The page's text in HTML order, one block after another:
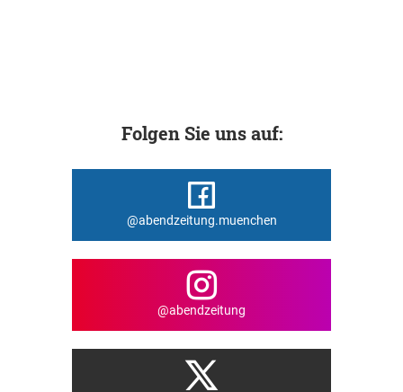
Folgen Sie uns auf:
@abendzeitung.muenchen
@abendzeitung